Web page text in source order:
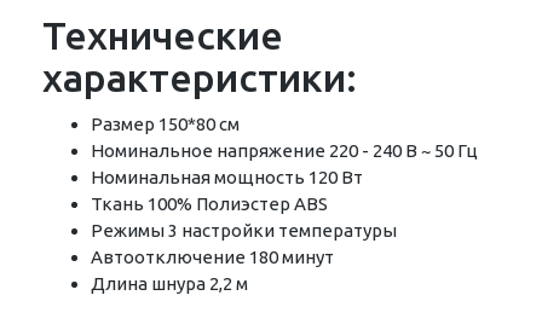
Технические
характеристики:
Размер 150*80 см
Номинальное напряжение 220 - 240 В ~ 50 Гц
Номинальная мощность 120 Вт
Ткань 100% Полиэстер ABS
Режимы 3 настройки температуры
Автоотключение 180 минут
Длина шнура 2,2 м